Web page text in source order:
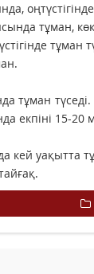
оңтүстігінде
тұман,
тұман
тұман
екпіні 15-20
кей уақытта